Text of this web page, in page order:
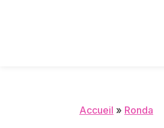
Accueil » Ronda